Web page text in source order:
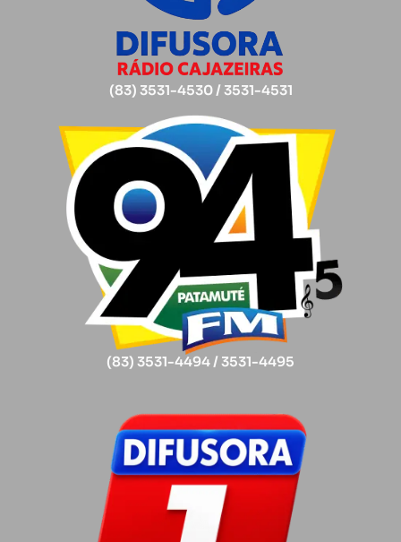
(83) 3531-4530 / 3531-4531
(83) 3531-4494 / 3531-4495